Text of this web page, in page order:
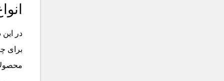
در
برای